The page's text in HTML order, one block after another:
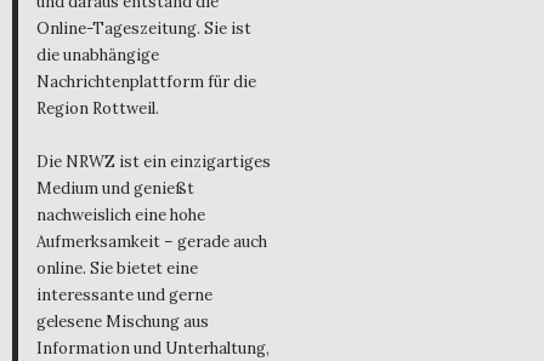
Online-Tageszeitung. Sie ist
die unabhängige
Nachrichtenplattform für die
Region Rottweil.
Die NRWZ ist ein einzigartiges
Medium und genießt
nachweislich eine hohe
Aufmerksamkeit – gerade auch
online. Sie bietet eine
interessante und gerne
gelesene Mischung aus
Information und Unterhaltung,